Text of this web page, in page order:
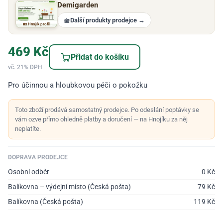
🏡 Hnojík profil
Demigarden
🧺Další produkty prodejce →
469 Kč
vč. 21% DPH
Přidat do košíku
Pro účinnou a hloubkovou péči o pokožku
Toto zboží prodává samostatný prodejce. Po odeslání poptávky se
vám ozve přímo ohledně platby a doručení — na Hnojíku za něj
neplatíte.
DOPRAVA PRODEJCE
Osobní odběr 0 Kč
Balíkovna – výdejní místo (Česká pošta)
79 Kč
Balíkovna (Česká pošta)
119 Kč